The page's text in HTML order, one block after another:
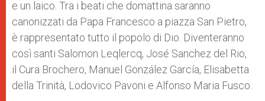
r
e un laico. Tra i beati che domattina saranno
canonizzati da Papa Francesco a piazza San Pietro,
è rappresentato tutto il popolo di Dio. Diventeranno
così santi Salomon Leqlercq, José Sanchez del Rio,
il Cura Brochero, Manuel González García, Elisabetta
della Trinità, Lodovico Pavoni e Alfonso Maria Fusco.